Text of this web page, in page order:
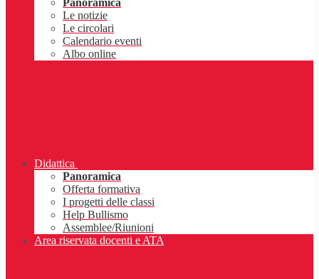
Panoramica
Le notizie
Le circolari
Calendario eventi
Albo online
Didattica
Panoramica
Offerta formativa
I progetti delle classi
Help Bullismo
Assemblee/Riunioni
Area riservata docenti e ATA